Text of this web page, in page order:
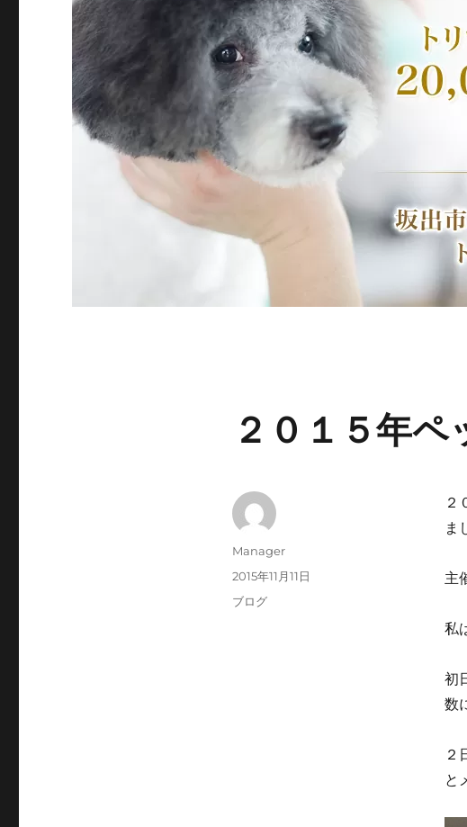
２０１５年
２
ま
主
私
初
数
２
と
投
Manager
投
稿
2015年11月11日
カ
ブログ